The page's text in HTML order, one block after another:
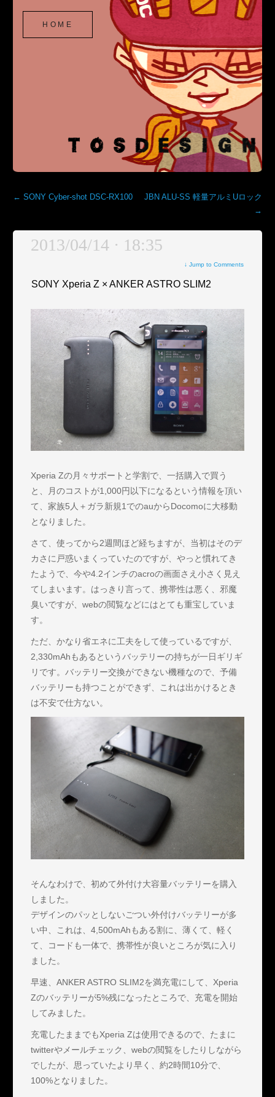
TOSDESIGN
SKIP
HOME
← SONY Cyber-shot DSC-RX100
JBN ALU-SS 軽量アルミUロック
→
2013/04/14 · 18:35
↓Jump to Comments
SONY Xperia Z × ANKER ASTRO SLIM2
Xperia Zの月々サポートと学割で、一括購入で買う
と、月のコストが1,000円以下になるという情報を頂い
て、家族5人＋ガラ新規1でのauからDocomoに大移動
となりました。
さて、使ってから2週間ほど経ちますが、当初はそのデ
カさに戸惑いまくっていたのですが、やっと慣れてき
たようで、今や4.2インチのacroの画面さえ小さく見え
てしまいます。はっきり言って、携帯性は悪く、邪魔
臭いですが、webの閲覧などにはとても重宝していま
す。
ただ、かなり省エネに工夫をして使っているですが、
2,330mAhもあるというバッテリーの持ちが一日ギリギ
リです。バッテリー交換ができない機種なので、予備
バッテリーも持つことができず、これは出かけるとき
は不安で仕方ない。
そんなわけで、初めて外付け大容量バッテリーを購入
しました。
デザインのパッとしないごつい外付けバッテリーが多
い中、これは、4,500mAhもある割に、薄くて、軽く
て、コードも一体で、携帯性が良いところが気に入り
ました。
早速、ANKER ASTRO SLIM2を満充電にして、Xperia
Zのバッテリーが5%残になったところで、充電を開始
してみました。
充電したままでもXperia Zは使用できるので、たまに
twitterやメールチェック、webの閲覧をしたりしながら
でしたが、思っていたより早く、約2時間10分で、
100%となりました。